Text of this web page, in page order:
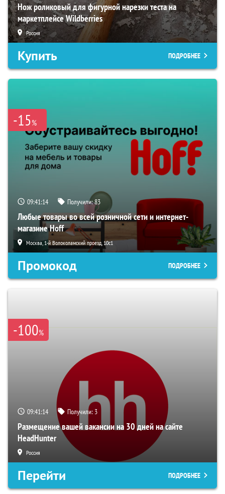
Нож роликовый для фигурной нарезки теста на
маркетплейсе Wildberries
Россия
Купить ПОДРОБНЕЕ
-15%
09:41:13 Получили:83
Любые товары во всей розничной сети и интернет-
магазине Hoff
Москва, 1-й Волоколамский проезд, 10с1
Промокод ПОДРОБНЕЕ
-100%
09:41:13 Получили: 3
Размещение вашей вакансии на 30 дней на сайте
HeadHunter
Россия
Перейти ПОДРОБНЕЕ